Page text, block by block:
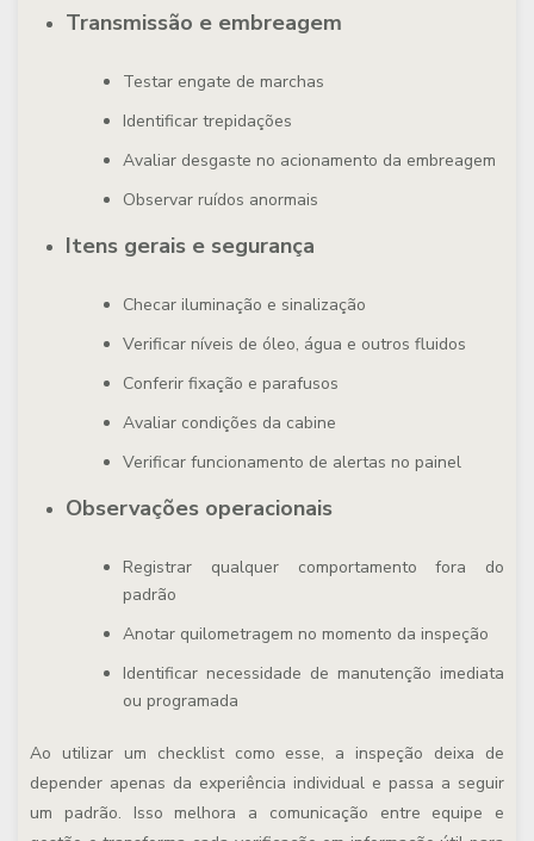
Transmissão e embreagem
Testar engate de marchas
Identificar trepidações
Avaliar desgaste no acionamento da embreagem
Observar ruídos anormais
Itens gerais e segurança
Checar iluminação e sinalização
Verificar níveis de óleo, água e outros fluidos
Conferir fixação e parafusos
Avaliar condições da cabine
Verificar funcionamento de alertas no painel
Observações operacionais
Registrar qualquer comportamento fora do
padrão
Anotar quilometragem no momento da inspeção
Identificar necessidade de manutenção imediata
ou programada
Ao utilizar um checklist como esse, a inspeção deixa de
depender apenas da experiência individual e passa a seguir
um padrão. Isso melhora a comunicação entre equipe e